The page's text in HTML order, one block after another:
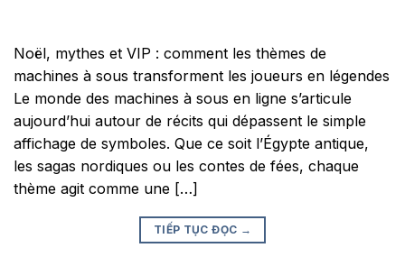
Noël, mythes et VIP : comment les thèmes de
machines à sous transforment les joueurs en légendes
Le monde des machines à sous en ligne s’articule
aujourd’hui autour de récits qui dépassent le simple
affichage de symboles. Que ce soit l’Égypte antique,
les sagas nordiques ou les contes de fées, chaque
thème agit comme une […]
TIẾP TỤC ĐỌC →